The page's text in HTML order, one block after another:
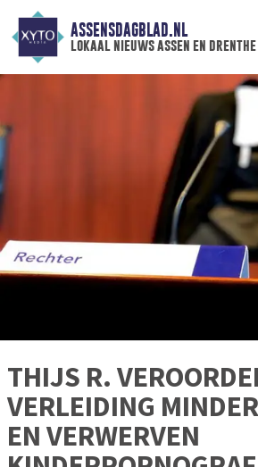
ASSENSDAGBLAD.NL
lokaal nieuws assen en drenthe
THIJS R.
VERLEIDING
EN VERWERVEN